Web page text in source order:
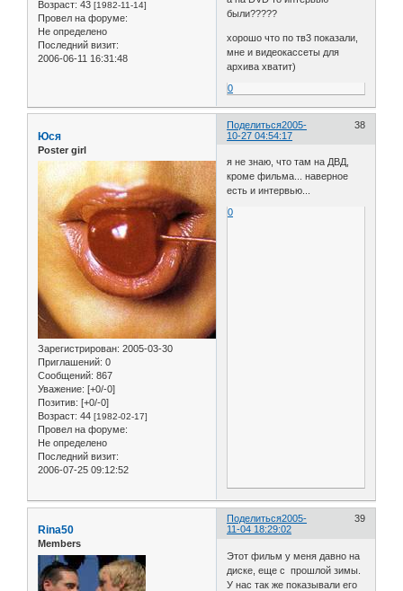
Возраст: 43 [1982-11-14]
Провел на форуме:
Не определено
Последний визит:
2006-06-11 16:31:48
были?????
хорошо что по тв3 показали,
мне и видеокассеты для
архива хватит)
0
Поделиться 38
2005-
10-27 04:54:17
Юся
Poster girl
Зарегистрирован: 2005-03-30
Приглашений: 0
Сообщений: 867
Уважение: [+0/-0]
Позитив: [+0/-0]
Возраст: 44 [1982-02-17]
Провел на форуме:
Не определено
Последний визит:
2006-07-25 09:12:52
я не знаю, что там на ДВД,
кроме фильма... наверное
есть и интервью...
0
Поделиться 39
2005-
11-04 18:29:02
Rina50
Members
Этот фильм у меня давно на
диске, еще с прошлой зимы.
У нас так же показывали его